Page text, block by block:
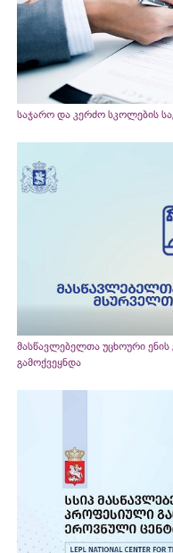
საჯარო და კერძო სკოლების
მასწავლებელთა უცხოური ენის
გამოქვეყნდა